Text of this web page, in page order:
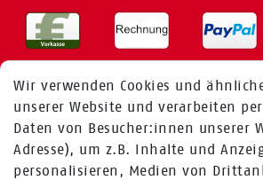
Wir verwenden Cookies und
unserer Website und verarbeiten
Daten von Besucher:innen unserer
Adresse), um z.B. Inhalte und
personalisieren, Medien von
MEHR ÜBER UNS